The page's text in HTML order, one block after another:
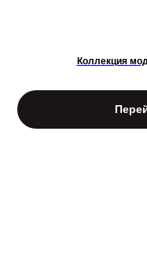
Коллекция